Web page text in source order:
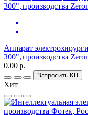
Аппарат
300", производства
0.00 р.
Запросить КП
Хит